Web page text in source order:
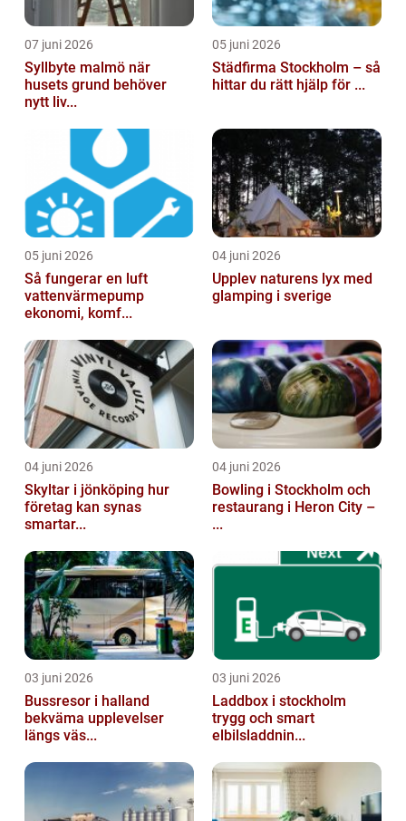
07 juni 2026
Syllbyte malmö när
husets grund behöver
nytt liv...
05 juni 2026
Städfirma Stockholm – så
hittar du rätt hjälp för ...
05 juni 2026
Så fungerar en luft
vattenvärmepump
ekonomi, komf...
04 juni 2026
Upplev naturens lyx med
glamping i sverige
04 juni 2026
Skyltar i jönköping hur
företag kan synas
smartar...
04 juni 2026
Bowling i Stockholm och
restaurang i Heron City –
...
03 juni 2026
Bussresor i halland
bekväma upplevelser
längs väs...
03 juni 2026
Laddbox i stockholm
trygg och smart
elbilsladdnin...